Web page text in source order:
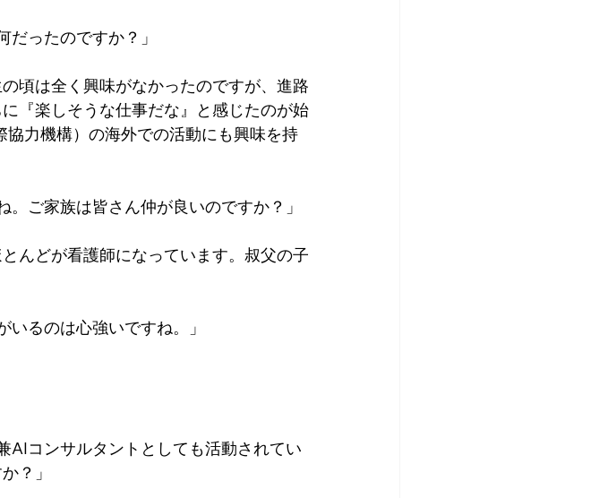
ったのですか？」
頃は全く興味がなかったのですが、進路
『楽しそうな仕事だな』と感じたのが始
力機構）の海外での活動にも興味を持
ご家族は皆さん仲が良いのですか？」
んどが看護師になっています。叔父の子
るのは心強いですね。」
AIコンサルタントとしても活動されてい
？」